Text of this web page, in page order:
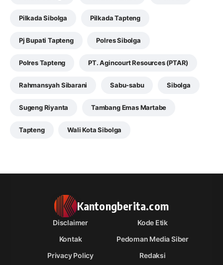
Pilkada Sibolga Pilkada Tapteng
Pj Bupati Tapteng Polres Sibolga
Polres Tapteng PT. Agincourt Resources (PTAR)
Rahmansyah Sibarani Sabu-sabu Sibolga
Sugeng Riyanta Tambang Emas Martabe
Tapteng Wali Kota Sibolga
Kantongberita.com
Disclaimer
Kode Etik
Kontak
Pedoman Media Siber
Privacy Policy
Redaksi